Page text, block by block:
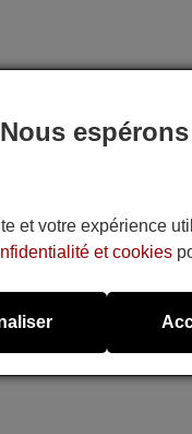
espérons
et votre expérience
et cookies